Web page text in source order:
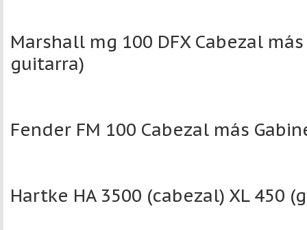
Marshall mg 100 DFX Cabezal
guitarra)
Fender FM 100 Cabezal más
Hartke HA 3500 (cabezal) XL 450